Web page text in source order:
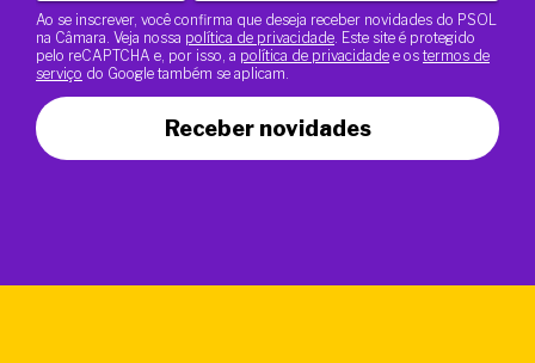
Ao se inscrever, você confirma que deseja receber novidades do PSOL
na Câmara. Veja nossa política de privacidade . Este site é protegido
pelo reCAPTCHA e, por isso, a política de privacidade e os termos de
serviço do Google também se aplicam.
Receber novidades